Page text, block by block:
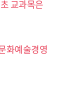
교과목은
화예술경영